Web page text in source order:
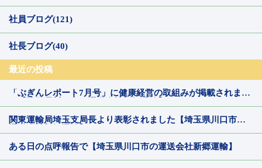
社員ブログ(121)
社長ブログ(40)
最近の投稿
「ぶぎんレポート7月号」に健康経営の取組みが掲載されまし
関東運輸局埼玉支局長より表彰されました【埼玉県川口市の
ある日の点呼報告で【埼玉県川口市の運送会社新郷運輸】